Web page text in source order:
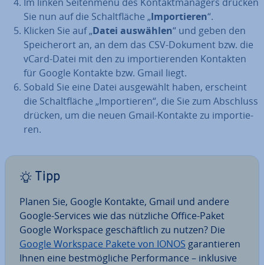
Sie nun auf die Schalt­flä­che „Im­por­tie­ren“.
Klicken Sie auf „Datei auswählen“ und geben den
Spei­cher­ort an, an dem das CSV-Dokument bzw. die
vCard-Datei mit den zu im­por­tie­ren­den Kontakten
für Google Kontakte bzw. Gmail liegt.
Sobald Sie eine Datei aus­ge­wählt haben, erscheint
die Schalt­flä­che „Im­por­tie­ren“, die Sie zum Abschluss
drücken, um die neuen Gmail-Kontakte zu im­por­tie­
ren.
Tipp
Planen Sie, Google Kontakte, Gmail und andere
Google-Services wie das nützliche Office-Paket
Google Workspace ge­schäft­lich zu nutzen? Die
Google Workspace Pakete von IONOS ga­ran­tie­ren
Ihnen eine best­mög­li­che Per­for­mance – inklusive